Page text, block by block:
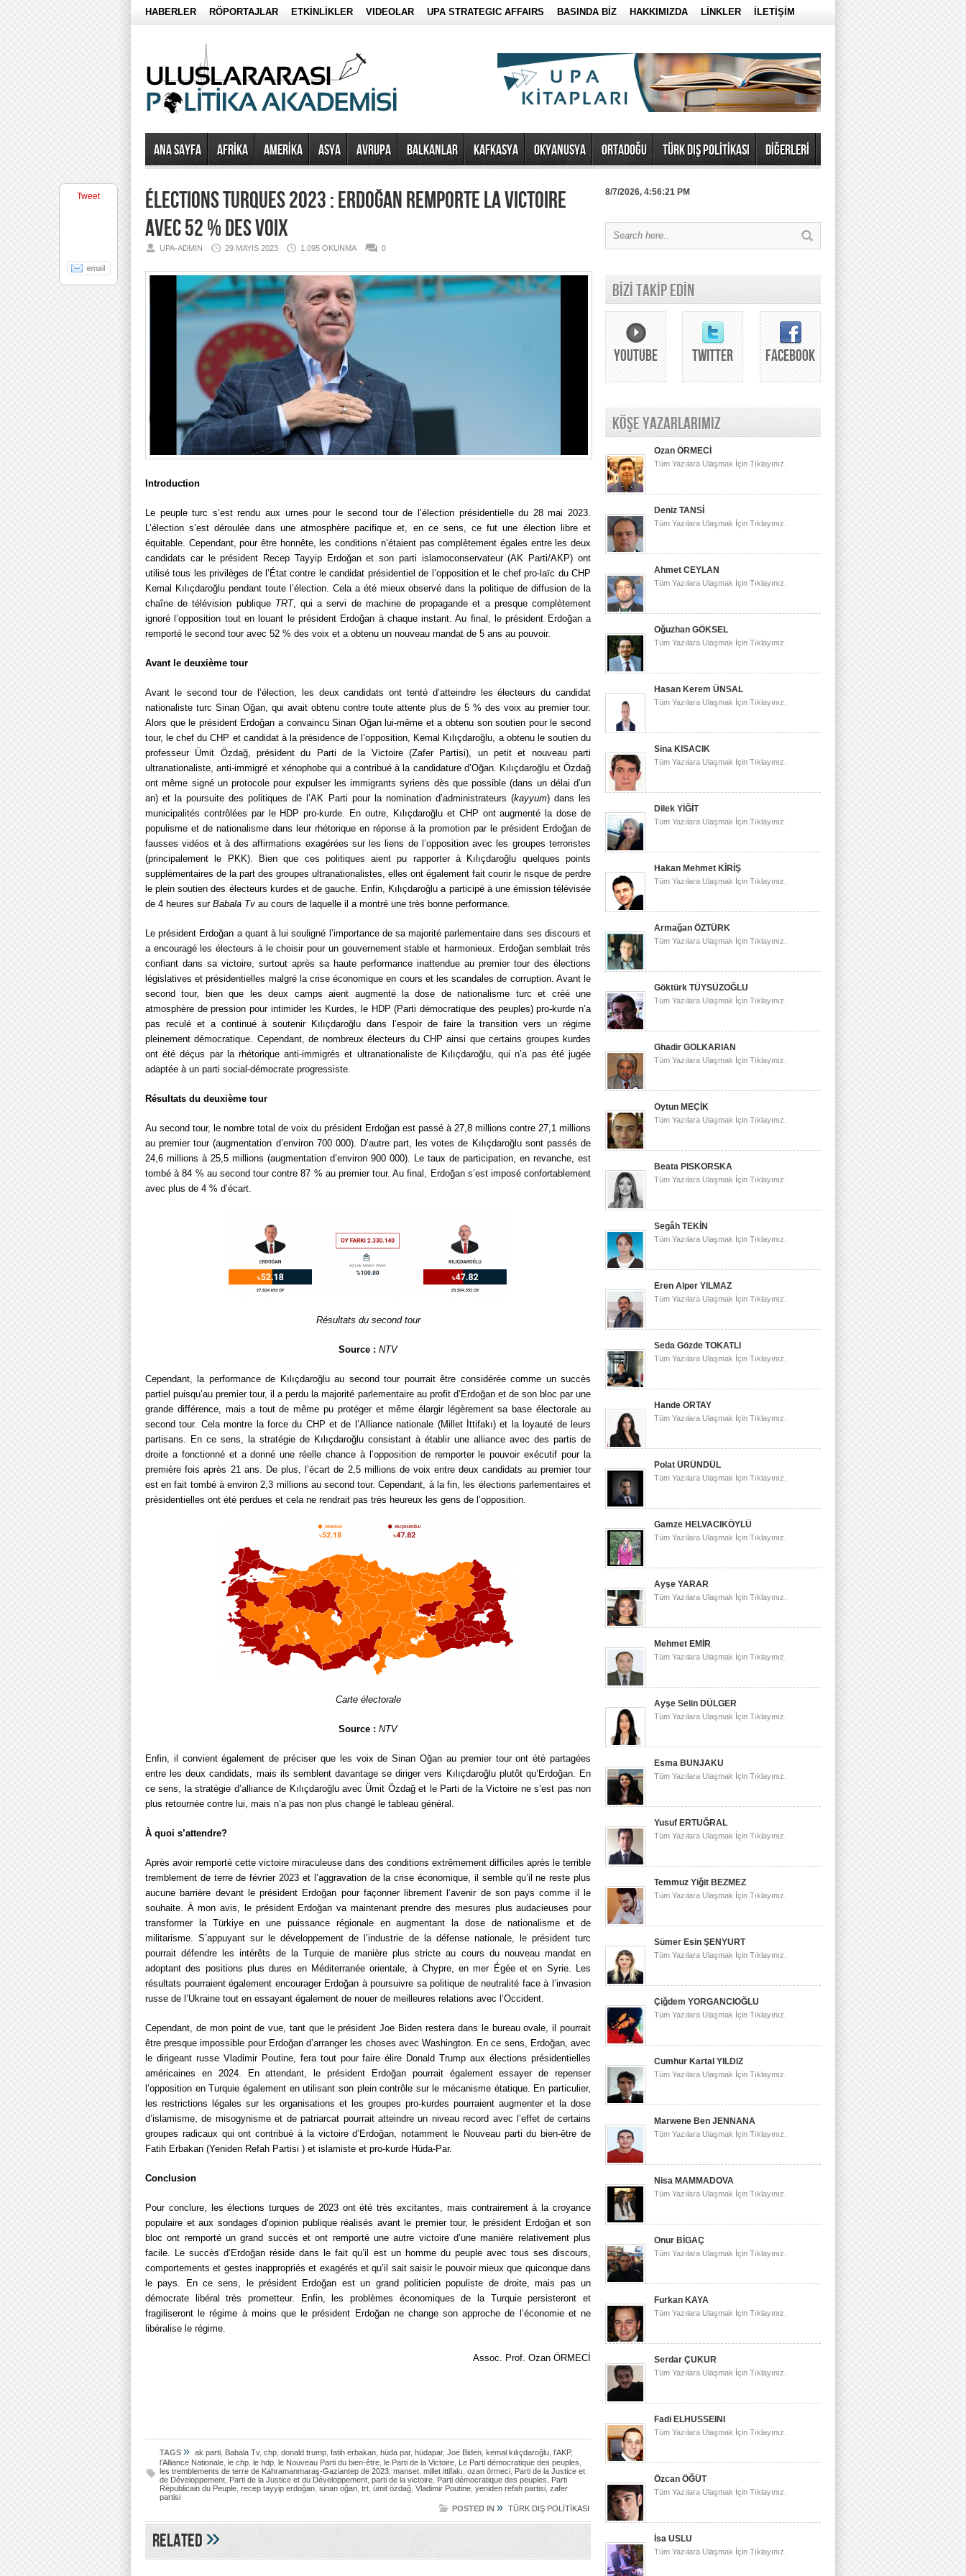
HABERLER RÖPORTAJLAR ETKİNLİKLER VIDEOLAR UPA STRATEGIC AFFAIRS BASINDA BİZ HAKKIMIZDA LİNKLER İLETİŞİM
Ana Sayfa AFRİKA AMERİKA ASYA AVRUPA BALKANLAR KAFKASYA OKYANUSYA ORTADOĞU TÜRK DIŞ POLİTİKASI DİĞERLERİ
ÉLECTIONS TURQUES 2023 : ERDOĞAN REMPORTE LA VICTOIRE
AVEC 52 % DES VOIX
UPA-ADMIN 29 MAYIS 2023 1.095 OKUNMA 0
Introduction
Le peuple turc s’est rendu aux urnes pour le second tour de l’élection présidentielle du 28 mai 2023.
L’élection s’est déroulée dans une atmosphère pacifique et, en ce sens, ce fut une élection libre et
équitable. Cependant, pour être honnête, les conditions n’étaient pas complètement égales entre les deux
candidats car le président Recep Tayyip Erdoğan et son parti islamoconservateur (AK Parti/AKP) ont
utilisé tous les privilèges de l’État contre le candidat présidentiel de l’opposition et le chef pro-laïc du CHP
Kemal Kılıçdaroğlu pendant toute l’élection. Cela a été mieux observé dans la politique de diffusion de la
chaîne de télévision publique TRT, qui a servi de machine de propagande et a presque complètement
ignoré l’opposition tout en louant le président Erdoğan à chaque instant. Au final, le président Erdoğan a
remporté le second tour avec 52 % des voix et a obtenu un nouveau mandat de 5 ans au pouvoir.
Avant le deuxième tour
Avant le second tour de l’élection, les deux candidats ont tenté d’atteindre les électeurs du candidat
nationaliste turc Sinan Oğan, qui avait obtenu contre toute attente plus de 5 % des voix au premier tour.
Alors que le président Erdoğan a convaincu Sinan Oğan lui-même et a obtenu son soutien pour le second
tour, le chef du CHP et candidat à la présidence de l’opposition, Kemal Kılıçdaroğlu, a obtenu le soutien du
professeur Ümit Özdağ, président du Parti de la Victoire (Zafer Partisi), un petit et nouveau parti
ultranationaliste, anti-immigré et xénophobe qui a contribué à la candidature d’Oğan. Kılıçdaroğlu et Özdağ
ont même signé un protocole pour expulser les immigrants syriens dès que possible (dans un délai d’un
an) et la poursuite des politiques de l’AK Parti pour la nomination d’administrateurs (kayyum) dans les
municipalités contrôlées par le HDP pro-kurde. En outre, Kılıçdaroğlu et CHP ont augmenté la dose de
populisme et de nationalisme dans leur rhétorique en réponse à la promotion par le président Erdoğan de
fausses vidéos et à des affirmations exagérées sur les liens de l’opposition avec les groupes terroristes
(principalement le PKK). Bien que ces politiques aient pu rapporter à Kılıçdaroğlu quelques points
supplémentaires de la part des groupes ultranationalistes, elles ont également fait courir le risque de perdre
le plein soutien des électeurs kurdes et de gauche. Enfin, Kılıçdaroğlu a participé à une émission télévisée
de 4 heures sur Babala Tv au cours de laquelle il a montré une très bonne performance.
Le président Erdoğan a quant à lui souligné l’importance de sa majorité parlementaire dans ses discours et
a encouragé les électeurs à le choisir pour un gouvernement stable et harmonieux. Erdoğan semblait très
confiant dans sa victoire, surtout après sa haute performance inattendue au premier tour des élections
législatives et présidentielles malgré la crise économique en cours et les scandales de corruption. Avant le
second tour, bien que les deux camps aient augmenté la dose de nationalisme turc et créé une
atmosphère de pression pour intimider les Kurdes, le HDP (Parti démocratique des peuples) pro-kurde n’a
pas reculé et a continué à soutenir Kılıçdaroğlu dans l’espoir de faire la transition vers un régime
pleinement démocratique. Cependant, de nombreux électeurs du CHP ainsi que certains groupes kurdes
ont été déçus par la rhétorique anti-immigrés et ultranationaliste de Kılıçdaroğlu, qui n’a pas été jugée
adaptée à un parti social-démocrate progressiste.
Résultats du deuxième tour
Au second tour, le nombre total de voix du président Erdoğan est passé à 27,8 millions contre 27,1 millions
au premier tour (augmentation d’environ 700 000). D’autre part, les votes de Kılıçdaroğlu sont passés de
24,6 millions à 25,5 millions (augmentation d’environ 900 000). Le taux de participation, en revanche, est
tombé à 84 % au second tour contre 87 % au premier tour. Au final, Erdoğan s’est imposé confortablement
avec plus de 4 % d’écart.
Résultats du second tour
Source : NTV
Cependant, la performance de Kılıçdaroğlu au second tour pourrait être considérée comme un succès
partiel puisqu’au premier tour, il a perdu la majorité parlementaire au profit d’Erdoğan et de son bloc par une
grande différence, mais a tout de même pu protéger et même élargir légèrement sa base électorale au
second tour. Cela montre la force du CHP et de l’Alliance nationale (Millet İttifakı) et la loyauté de leurs
partisans. En ce sens, la stratégie de Kılıçdaroğlu consistant à établir une alliance avec des partis de
droite a fonctionné et a donné une réelle chance à l’opposition de remporter le pouvoir exécutif pour la
première fois après 21 ans. De plus, l’écart de 2,5 millions de voix entre deux candidats au premier tour
est en fait tombé à environ 2,3 millions au second tour. Cependant, à la fin, les élections parlementaires et
présidentielles ont été perdues et cela ne rendrait pas très heureux les gens de l’opposition.
Carte électorale
Source : NTV
Enfin, il convient également de préciser que les voix de Sinan Oğan au premier tour ont été partagées
entre les deux candidats, mais ils semblent davantage se diriger vers Kılıçdaroğlu plutôt qu’Erdoğan. En
ce sens, la stratégie d’alliance de Kılıçdaroğlu avec Ümit Özdağ et le Parti de la Victoire ne s’est pas non
plus retournée contre lui, mais n’a pas non plus changé le tableau général.
À quoi s’attendre?
Après avoir remporté cette victoire miraculeuse dans des conditions extrêmement difficiles après le terrible
tremblement de terre de février 2023 et l’aggravation de la crise économique, il semble qu’il ne reste plus
aucune barrière devant le président Erdoğan pour façonner librement l’avenir de son pays comme il le
souhaite. À mon avis, le président Erdoğan va maintenant prendre des mesures plus audacieuses pour
transformer la Türkiye en une puissance régionale en augmentant la dose de nationalisme et de
militarisme. S’appuyant sur le développement de l’industrie de la défense nationale, le président turc
pourrait défendre les intérêts de la Turquie de manière plus stricte au cours du nouveau mandat en
adoptant des positions plus dures en Méditerranée orientale, à Chypre, en mer Égée et en Syrie. Les
résultats pourraient également encourager Erdoğan à poursuivre sa politique de neutralité face à l’invasion
russe de l’Ukraine tout en essayant également de nouer de meilleures relations avec l’Occident.
Cependant, de mon point de vue, tant que le président Joe Biden restera dans le bureau ovale, il pourrait
être presque impossible pour Erdoğan d’arranger les choses avec Washington. En ce sens, Erdoğan, avec
le dirigeant russe Vladimir Poutine, fera tout pour faire élire Donald Trump aux élections présidentielles
américaines en 2024. En attendant, le président Erdoğan pourrait également essayer de repenser
l’opposition en Turquie également en utilisant son plein contrôle sur le mécanisme étatique. En particulier,
les restrictions légales sur les organisations et les groupes pro-kurdes pourraient augmenter et la dose
d’islamisme, de misogynisme et de patriarcat pourrait atteindre un niveau record avec l’effet de certains
groupes radicaux qui ont contribué à la victoire d’Erdoğan, notamment le Nouveau parti du bien-être de
Fatih Erbakan (Yeniden Refah Partisi ) et islamiste et pro-kurde Hüda-Par.
Conclusion
Pour conclure, les élections turques de 2023 ont été très excitantes, mais contrairement à la croyance
populaire et aux sondages d’opinion publique réalisés avant le premier tour, le président Erdoğan et son
bloc ont remporté un grand succès et ont remporté une autre victoire d’une manière relativement plus
facile. Le succès d’Erdoğan réside dans le fait qu’il est un homme du peuple avec tous ses discours,
comportements et gestes inappropriés et exagérés et qu’il sait saisir le pouvoir mieux que quiconque dans
le pays. En ce sens, le président Erdoğan est un grand politicien populiste de droite, mais pas un
démocrate libéral très prometteur. Enfin, les problèmes économiques de la Turquie persisteront et
fragiliseront le régime à moins que le président Erdoğan ne change son approche de l’économie et ne
libéralise le régime.
Assoc. Prof. Ozan ÖRMECİ
Tweet
TAGS » ak parti Babala Tv, chp donald trump fatih erbakan hüda par, hüdapar, Joe Biden kemal kılıçdaroğlu l'AKP,
l’Alliance Nationale le chp le hdp le Nouveau Parti du bien-être le Parti de la Victoire Le Parti démocratique des peuples
les tremblements de terre de Kahramanmaraş-Gaziantep de 2023 manset millet ittifakı ozan örmeci Parti de la Justice et
de Développement Parti de la Justice et du Développement parti de la victoire Parti démocratique des peuples
Parti
Républicain du Peuple recep tayyip erdoğan sinan oğan trt ümit özdağ Vladimir Poutine yeniden refah partisi zafer
partisi
POSTED IN » TÜRK DIŞ POLİTİKASI
Related»
8/7/2026, 4:56:21 PM
BİZİ TAKİP EDİN
YOUTUBE TWITTER FACEBOOK
KÖŞE YAZARLARIMIZ
Ozan ÖRMECİ
Tüm Yazılara Ulaşmak İçin Tıklayınız.
Deniz TANSİ
Tüm Yazılara Ulaşmak İçin Tıklayınız.
Ahmet CEYLAN
Tüm Yazılara Ulaşmak İçin Tıklayınız.
Oğuzhan GÖKSEL
Tüm Yazılara Ulaşmak İçin Tıklayınız.
Hasan Kerem ÜNSAL
Tüm Yazılara Ulaşmak İçin Tıklayınız.
Sina KISACIK
Tüm Yazılara Ulaşmak İçin Tıklayınız.
Dilek YİĞİT
Tüm Yazılara Ulaşmak İçin Tıklayınız.
Hakan Mehmet KİRİŞ
Tüm Yazılara Ulaşmak İçin Tıklayınız.
Armağan ÖZTÜRK
Tüm Yazılara Ulaşmak İçin Tıklayınız.
Göktürk TÜYSÜZOĞLU
Tüm Yazılara Ulaşmak İçin Tıklayınız.
Ghadir GOLKARIAN
Tüm Yazılara Ulaşmak İçin Tıklayınız.
Oytun MEÇİK
Tüm Yazılara Ulaşmak İçin Tıklayınız.
Beata PISKORSKA
Tüm Yazılara Ulaşmak İçin Tıklayınız.
Segâh TEKİN
Tüm Yazılara Ulaşmak İçin Tıklayınız.
Eren Alper YILMAZ
Tüm Yazılara Ulaşmak İçin Tıklayınız.
Seda Gözde TOKATLI
Tüm Yazılara Ulaşmak İçin Tıklayınız.
Hande ORTAY
Tüm Yazılara Ulaşmak İçin Tıklayınız.
Polat ÜRÜNDÜL
Tüm Yazılara Ulaşmak İçin Tıklayınız.
Gamze HELVACIKÖYLÜ
Tüm Yazılara Ulaşmak İçin Tıklayınız.
Ayşe YARAR
Tüm Yazılara Ulaşmak İçin Tıklayınız.
Mehmet EMİR
Tüm Yazılara Ulaşmak İçin Tıklayınız.
Ayşe Selin DÜLGER
Tüm Yazılara Ulaşmak İçin Tıklayınız.
Esma BUNJAKU
Tüm Yazılara Ulaşmak İçin Tıklayınız.
Yusuf ERTUĞRAL
Tüm Yazılara Ulaşmak İçin Tıklayınız.
Temmuz Yiğit BEZMEZ
Tüm Yazılara Ulaşmak İçin Tıklayınız.
Sümer Esin ŞENYURT
Tüm Yazılara Ulaşmak İçin Tıklayınız.
Çiğdem YORGANCIOĞLU
Tüm Yazılara Ulaşmak İçin Tıklayınız.
Cumhur Kartal YILDIZ
Tüm Yazılara Ulaşmak İçin Tıklayınız.
Marwene Ben JENNANA
Tüm Yazılara Ulaşmak İçin Tıklayınız.
Nisa MAMMADOVA
Tüm Yazılara Ulaşmak İçin Tıklayınız.
Onur BİGAÇ
Tüm Yazılara Ulaşmak İçin Tıklayınız.
Furkan KAYA
Tüm Yazılara Ulaşmak İçin Tıklayınız.
Serdar ÇUKUR
Tüm Yazılara Ulaşmak İçin Tıklayınız.
Fadi ELHUSSEINI
Tüm Yazılara Ulaşmak İçin Tıklayınız.
Özcan ÖĞÜT
Tüm Yazılara Ulaşmak İçin Tıklayınız.
İsa USLU
Tüm Yazılara Ulaşmak İçin Tıklayınız.